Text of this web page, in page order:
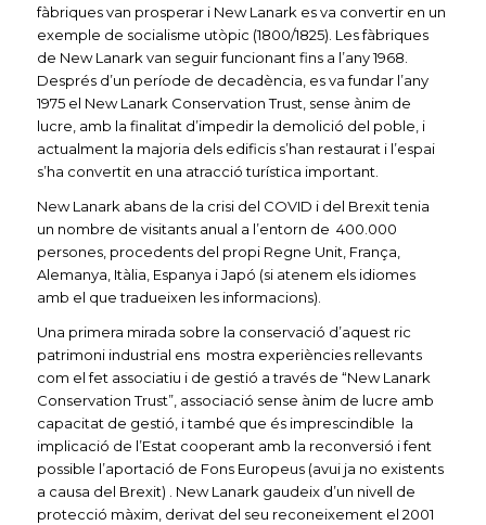
fàbriques van prosperar i New Lanark es va convertir en un
exemple de socialisme utòpic (1800/1825). Les fàbriques
de New Lanark van seguir funcionant fins a l’any 1968.
Després d’un període de decadència, es va fundar l’any
1975 el New Lanark Conservation Trust, sense ànim de
lucre, amb la finalitat d’impedir la demolició del poble, i
actualment la majoria dels edificis s’han restaurat i l’espai
s’ha convertit en una atracció turística important.
New Lanark abans de la crisi del COVID i del Brexit tenia
un nombre de visitants anual a l’entorn de 400.000
persones, procedents del propi Regne Unit, França,
Alemanya, Itàlia, Espanya i Japó (si atenem els idiomes
amb el que tradueixen les informacions).
Una primera mirada sobre la conservació d’aquest ric
patrimoni industrial ens mostra experiències rellevants
com el fet associatiu i de gestió a través de “New Lanark
Conservation Trust”, associació sense ànim de lucre amb
capacitat de gestió, i també que és imprescindible la
implicació de l’Estat cooperant amb la reconversió i fent
possible l’aportació de Fons Europeus (avui ja no existents
a causa del Brexit) . New Lanark gaudeix d’un nivell de
protecció màxim, derivat del seu reconeixement el 2001